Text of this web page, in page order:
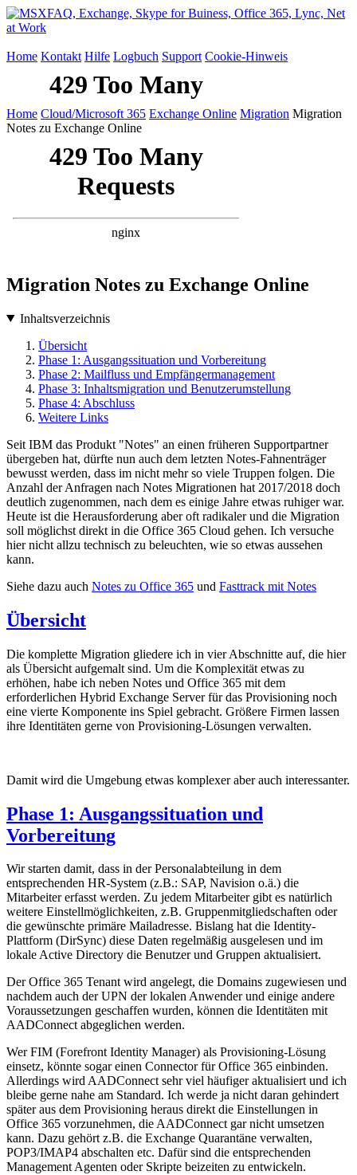
Home Kontakt Hilfe Logbuch Support Cookie-Hinweis
Home Cloud/Microsoft 365 Exchange Online Migration Migration
Notes zu Exchange Online
Migration Notes zu Exchange Online
Inhaltsverzeichnis
Übersicht
Phase 1: Ausgangssituation und Vorbereitung
Phase 2: Mailfluss und Empfängermanagement
Phase 3: Inhaltsmigration und Benutzerumstellung
Phase 4: Abschluss
Weitere Links
Seit IBM das Produkt "Notes" an einen früheren Supportpartner
übergeben hat, dürfte nun auch dem letzten Notes-Fahnenträger
bewusst werden, dass im nicht mehr so viele Truppen folgen. Die
Anzahl der Anfragen nach Notes Migrationen hat 2017/2018 doch
deutlich zugenommen, nach dem es einige Jahre etwas ruhiger war.
Heute ist die Herausforderung aber oft radikaler und die Migration
soll möglichst direkt in die Office 365 Cloud gehen. Ich versuche
hier nicht allzu technisch zu beleuchten, wie so etwas aussehen
kann.
Siehe dazu auch Notes zu Office 365 und Fasttrack mit Notes
Übersicht
Die komplette Migration gliedere ich in vier Abschnitte auf, die hier
als Übersicht aufgemalt sind. Um die Komplexität etwas zu
erhöhen, habe ich neben Notes und Office 365 mit dem
erforderlichen Hybrid Exchange Server für das Provisioning noch
eine vierte Komponente ins Spiel gebracht. Größere Firmen lassen
ihre Identitäten gerne von Provisioning-Lösungen verwalten.
Damit wird die Umgebung etwas komplexer aber auch interessanter.
Phase 1: Ausgangssituation und
Vorbereitung
Wir starten damit, dass in der Personalabteilung in dem
entsprechenden HR-System (z.B.: SAP, Navision o.ä.) die
Mitarbeiter erfasst werden. Zu jedem Mitarbeiter gibt es natürlich
weitere Einstellmöglichkeiten, z.B. Gruppenmitgliedschaften oder
die gewünschte primäre Mailadresse. Bislang hat die Identity-
Plattform (DirSync) diese Daten regelmäßig ausgelesen und im
lokale Active Directory die Benutzer und Gruppen aktualisiert.
Der Office 365 Tenant wird angelegt, die Domains zugewiesen und
nachdem auch der UPN der lokalen Anwender und einige andere
Voraussetzungen geschaffen wurden, können die Identitäten mit
AADConnect abgeglichen werden.
Wer FIM (Forefront Identity Manager) als Provisioning-Lösung
einsetz, könnte sogar einen Connector für Office 365 einbinden.
Allerdings wird AADConnect sehr viel häufiger aktualisiert und ich
bleibe gerne nahe am Standard. Ich werde ja nicht daran gehindert
später aus dem Provisioning heraus direkt die Einstellungen in
Office 365 vorzunehmen, die AADConnect gar nicht umsetzen
kann. Dazu gehört z.B. die Exchange Quarantäne verwalten,
POP3/IMAP4 abschalten etc. Dafür sind die entsprechenden
Management Agenten oder Skripte beizeiten zu entwickeln.